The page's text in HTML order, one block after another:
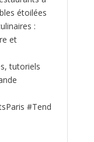
étoilées
:
et
tutoriels
#Tend